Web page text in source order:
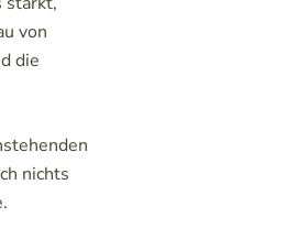
von
die
nichts